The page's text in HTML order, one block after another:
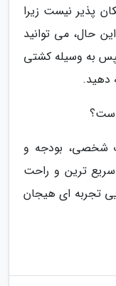
پذیر نیست زیرا
حال، می توانید
به وسیله کشتی
دهید.
شخصی، بودجه و
ترین و راحت
تجربه ای هیجان